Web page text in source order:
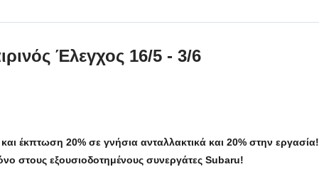
Έλεγχος 16/5 - 3/6
έκπτωση 20% σε γνήσια ανταλλακτικά και 20% στην εργασία!
στους εξουσιοδοτημένους συνεργάτες Subaru!